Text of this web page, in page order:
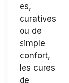
es,
curatives
ou de
simple
confort,
les cures
de